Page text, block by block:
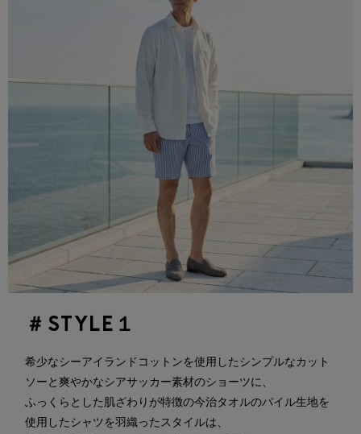
＃STYLE１
希少なシーアイランドコットンを使用したシンプルなカット
ソーと爽やかなシアサッカー素材のショーツに、
ふっくらとした肌ざわりが特徴の今治タオルのパイル生地を
使用したシャツを羽織ったスタイルは、